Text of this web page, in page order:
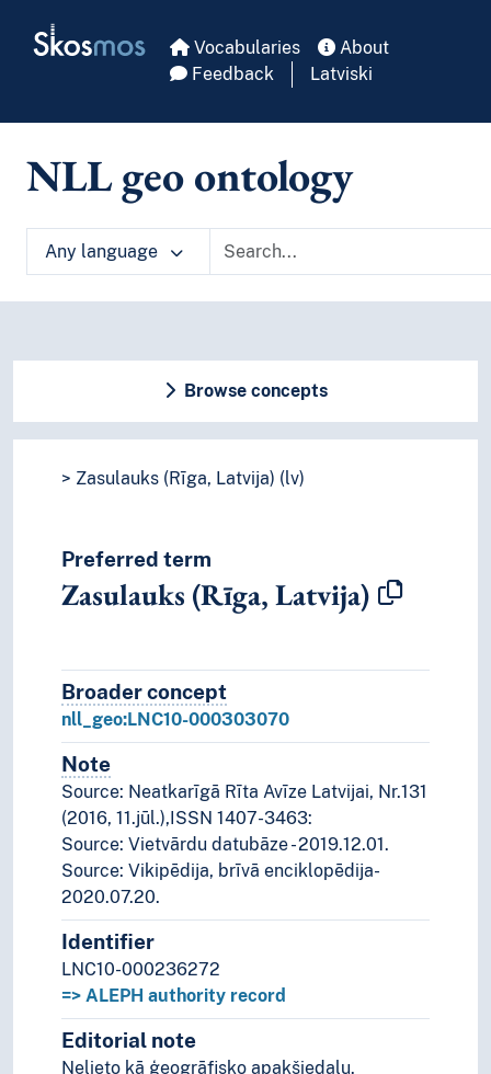
Skosmos Vocabularies
About
Feedback
Latviski
NLL geo ontology
Any language
Browse concepts
Zasulauks (Rīga, Latvija) (lv)
Preferred term
Zasulauks (Rīga, Latvija)
Broader conceptBroader concept
nll_geo:LNC10-000303070
NoteNotes
Source: Neatkarīgā Rīta Avīze Latvijai, Nr.131
(2016, 11.jūl.),ISSN 1407-3463:
Source: Vietvārdu datubāze - 2019.12.01.
Source: Vikipēdija, brīvā enciklopēdija-
2020.07.20.
Identifier
LNC10-000236272
=> ALEPH authority record
Editorial note
Nelieto kā ģeogrāfisko apakšiedaļu.